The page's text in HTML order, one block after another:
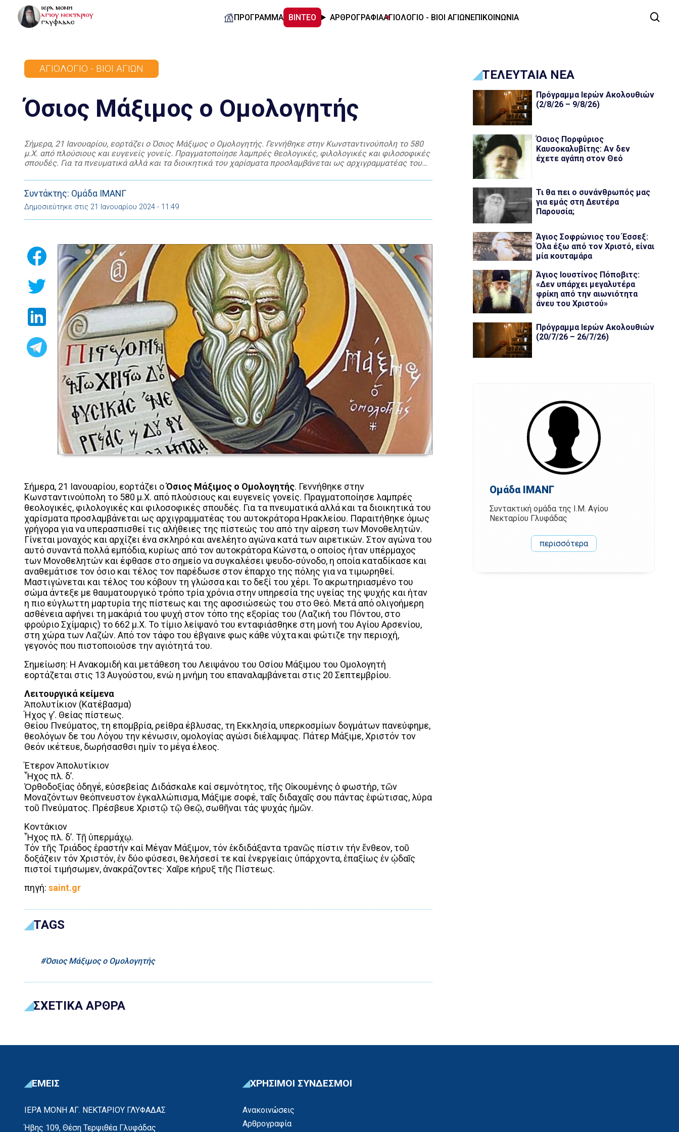
ΠΡΟΓΡΑΜΜΑ ΒΙΝΤΕΟ ΑΡΘΡΟΓΡΑΦΙΑΑΓΙΟΛΟΓΙΟ - ΒΙΟΙ ΑΓΙΩΝΕΠΙΚΟΙΝΩΝΙΑ
ΑΓΙΟΛΌΓΙΟ - ΒΊΟΙ ΑΓΊΩΝ
Όσιος Μάξιμος ο Ομολογητής
Σήμερα, 21 Ιανουαρίου, εορτάζει ο Όσιος Μάξιμος ο Ομολογητής. Γεννήθηκε στην Κωνσταντινούπολη το 580
μ.Χ. από πλούσιους και ευγενείς γονείς. Πραγματοποίησε λαμπρές θεολογικές, φιλολογικές και φιλοσοφικές
σπουδές. Για τα πνευματικά αλλά και τα διοικητικά του χαρίσματα προσλαμβάνεται ως αρχιγραμματέας του
την […]
Συντάκτης: Ομάδα ΙΜΑΝΓ
Δημοσιεύτηκε στις 21 Ιανουαρίου 2024 - 11:49
Σήμερα, 21 Ιανουαρίου, εορτάζει οΌσιος Μάξιμος ο Ομολογητής. Γεννήθηκε στην
Κωνσταντινούπολη το 580 μ.Χ. από πλούσιους και ευγενείς γονείς. Πραγματοποίησε λαμπρές
θεολογικές, φιλολογικές και φιλοσοφικές σπουδές. Για τα πνευματικά αλλά και τα διοικητικά του
χαρίσματα προσλαμβάνεται ως αρχιγραμματέας του αυτοκράτορα Ηρακλείου. Παραιτήθηκε όμως
γρήγορα για να υπερασπισθεί τις αλήθειες της πίστεώς του από την αίρεση των Μονοθελητών.
Γίνεται μοναχός και αρχίζει ένα σκληρό και ανελέητο αγώνα κατά των αιρετικών. Στον αγώνα του
αυτό συναντά πολλά εμπόδια, κυρίως από τον αυτοκράτορα Κώνστα, ο οποίος ήταν υπέρμαχος
των Μονοθελητών και έφθασε στο σημείο να συγκαλέσει ψευδο-σύνοδο, η οποία καταδίκασε και
αναθεμάτισε τον όσιο και τέλος τον παρέδωσε στον έπαρχο της πόλης για να τιμωρηθεί.
Μαστιγώνεται και τέλος του κόβουν τη γλώσσα και το δεξί του χέρι. Το ακρωτηριασμένο του
σώμα άντεξε με θαυματουργικό τρόπο τρία χρόνια στην υπηρεσία της υγείας της ψυχής και ήταν
η πιο εύγλωττη μαρτυρία της πίστεως και της αφοσιώσεώς του στο Θεό. Μετά από ολιγοήμερη
ασθένεια αφήνει τη μακάριά του ψυχή στον τόπο της εξορίας του (Λαζική του Πόντου, στο
φρούριο Σχίμαρις) το 662 μ.Χ. Το τίμιο λείψανό του ενταφιάσθηκε στη μονή του Αγίου Αρσενίου,
στη χώρα των Λαζών. Από τον τάφο του έβγαινε φως κάθε νύχτα και φώτιζε την περιοχή,
γεγονός που πιστοποιούσε την αγιότητά του.
Σημείωση: Η Ανακομιδή και μετάθεση του Λειψάνου του Οσίου Μάξιμου του Ομολογητή
εορτάζεται στις 13 Αυγούστου, ενώ η μνήμη του επαναλαμβάνεται στις 20 Σεπτεμβρίου.
Λειτουργικά κείμενα
Ἀπολυτίκιον (Κατέβασμα)
Ήχος γ’. Θείας πίστεως.
Θείου Πνεύματος, τη επομβρία, ρείθρα έβλυσας, τη Εκκλησία, υπερκοσμίων δογμάτων πανεύφημε,
θεολόγων δε του Λόγου την κένωσιν, ομολογίας αγώσι διέλαμψας. Πάτερ Μάξιμε, Χριστόν τον
Θεόν ικέτευε, δωρήσασθσι ημίν το μέγα έλεος.
Έτερον Ἀπολυτίκιον
Ἦχος πλ. δ’.
Ὀρθοδοξίας ὁδηγέ, εὐσεβείας Διδάσκαλε καί σεμνότητος, τῆς Οἰκουμένης ὁ φωστήρ, τῶν
Μοναζόντων θεόπνευστον ἐγκαλλώπισμα, Μάξιμε σοφέ, ταῖς διδαχαῖς σου πάντας ἐφώτισας, λύρα
τοῦ Πνεύματος. Πρέσβευε Χριστῷ τῷ Θεῷ, σωθῆναι τάς ψυχάς ἡμῶν.
Κοντάκιον
Ἦχος πλ. δ’. Τῇ ὑπερμάχῳ.
Τόν τῆς Τριάδος ἐραστήν καί Μέγαν Μάξιμον, τόν ἐκδιδάξαντα τρανῶς πίστιν τήν ἔνθεον, τοῦ
δοξάζειν τόν Χριστόν, ἐν δύο φύσεσι, θελήσεσί τε καί ἐνεργείαις ὑπάρχοντα, ἐπαξίως ἐν ᾠδαῖς
πιστοί τιμήσωμεν, ἀνακράζοντες· Χαῖρε κήρυξ τῆς Πίστεως.
πηγή: saint.gr
TAGS
Όσιος Μάξιμος ο Ομολογητής
ΣΧΕΤΙΚΑ ΑΡΘΡΑ
ΤΕΛΕΥΤΑΙΑ ΝΕΑ
Πρόγραμμα Ιερών Ακολουθιών
(2/8/26 – 9/8/26)
Όσιος Πορφύριος
Καυσοκαλυβίτης: Αν δεν
έχετε αγάπη στον Θεό
Τι θα πει ο συνάνθρωπός μας
για εμάς στη Δευτέρα
Παρουσία;
Άγιος Σοφρώνιος του Έσσεξ:
Όλα έξω από τον Χριστό, είναι
μία κουταμάρα
Άγιος Ιουστίνος Πόποβιτς:
«Δεν υπάρχει μεγαλυτέρα
φρίκη από την αιωνιότητα
άνευ του Χριστού»
Πρόγραμμα Ιερών Ακολουθιών
(20/7/26 – 26/7/26)
Ομάδα ΙΜΑΝΓ
Συντακτική ομάδα της Ι.Μ. Αγίου
Νεκταρίου Γλυφάδας
περισσότερα
ΕΜΕΙΣ
ΙΕΡΑ ΜΟΝΗ ΑΓ. ΝΕΚΤΑΡΙΟΥ ΓΛΥΦΑΔΑΣ
Ήβης 109, Θέση Τερψιθέα Γλυφάδας
ΧΡΗΣΙΜΟΙ ΣΥΝΔΕΣΜΟΙ
Ανακοινώσεις
Αρθρογραφία